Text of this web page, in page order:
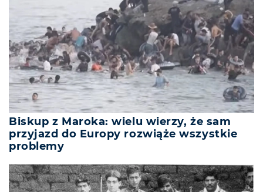
Biskup z Maroka: wielu wierzy, że sam
przyjazd do Europy rozwiąże wszystkie
problemy